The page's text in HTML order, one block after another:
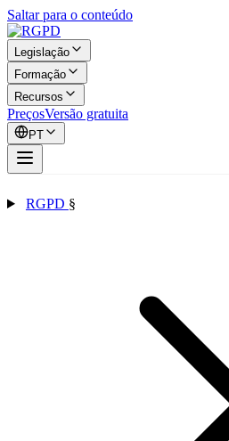
Saltar para o conteúdo
Legislação
Formação
Recursos
PreçosVersão gratuita
PT
RGPD §